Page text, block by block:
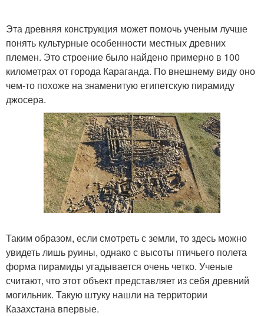
Эта древняя конструкция может помочь ученым лучше
понять культурные особенности местных древних
племен. Это строение было найдено примерно в 100
километрах от города Караганда. По внешнему виду оно
чем-то похоже на знаменитую египетскую пирамиду
джосера.
Таким образом, если смотреть с земли, то здесь можно
увидеть лишь руины, однако с высоты птичьего полета
форма пирамиды угадывается очень четко. Ученые
считают, что этот объект представляет из себя древний
могильник. Такую штуку нашли на территории
Казахстана впервые.